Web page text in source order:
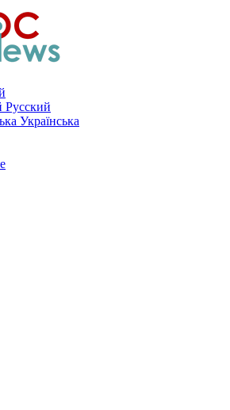
Русский
Українська